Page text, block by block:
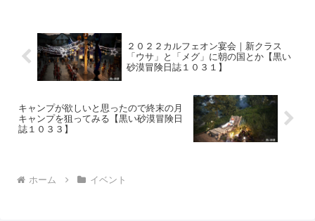
２０２２カルフェオン宴会｜新クラス
「ウサ」と「メグ」に朝の国とか【黒い
砂漠冒険日誌１０３１】
キャンプが欲しいと思ったので終末の月
キャンプを狙ってみる【黒い砂漠冒険日
誌１０３３】
ホーム イベント